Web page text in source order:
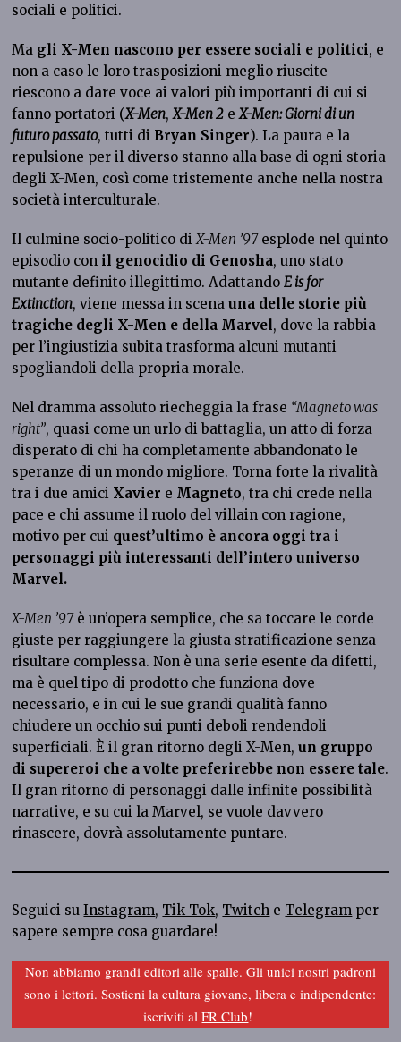
sociali e politici.
Ma gli X-Men nascono per essere sociali e politici, e
non a caso le loro trasposizioni meglio riuscite
riescono a dare voce ai valori più importanti di cui si
fanno portatori (X-Men,X-Men 2 eX-Men: Giorni di un
futuro passato, tutti di Bryan Singer). La paura e la
repulsione per il diverso stanno alla base di ogni storia
degli X-Men, così come tristemente anche nella nostra
società interculturale.
Il culmine socio-politico diX-Men ’97esplode nel quinto
episodio con il genocidio di Genosha, uno stato
mutante definito illegittimo. AdattandoE is for
Extinction, viene messa in scenauna delle storie più
tragiche degli X-Men e della Marvel, dove la rabbia
per l’ingiustizia subita trasforma alcuni mutanti
spogliandoli della propria morale.
Nel dramma assoluto riecheggia la frase “Magneto was
right”, quasi come un urlo di battaglia, un atto di forza
disperato di chi ha completamente abbandonato le
speranze di un mondo migliore. Torna forte la rivalità
tra i due amici Xavier e Magneto, tra chi crede nella
pace e chi assume il ruolo del villain con ragione,
motivo per cui quest’ultimo è ancora oggi tra i
personaggi più interessanti dell’intero universo
Marvel.
X-Men ’97è un’opera semplice, che sa toccare le corde
giuste per raggiungere la giusta stratificazione senza
risultare complessa. Non è una serie esente da difetti,
ma è quel tipo di prodotto che funziona dove
necessario, e in cui le sue grandi qualità fanno
chiudere un occhio sui punti deboli rendendoli
superficiali. È il gran ritorno degli X-Men,un gruppo
di supereroi che a volte preferirebbe non essere tale.
Il gran ritorno di personaggi dalle infinite possibilità
narrative, e su cui la Marvel, se vuole davvero
rinascere, dovrà assolutamente puntare.
Seguici suInstagram, Tik Tok, Twitch e Telegram per
sapere sempre cosa guardare!
Non abbiamo grandi editori alle spalle. Gli unici nostri padroni
sono i lettori. Sostieni la cultura giovane, libera e indipendente:
iscriviti alFR Club!